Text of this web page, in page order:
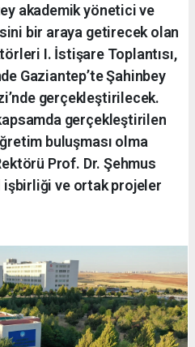
akademik yönetici ve
bir araya getirecek olan
I. İstişare Toplantısı,
Gaziantep’te Şahinbey
gerçekleştirilecek.
gerçekleştirilen
buluşması olma
Prof. Dr. Şehmus
işbirliği ve ortak projeler